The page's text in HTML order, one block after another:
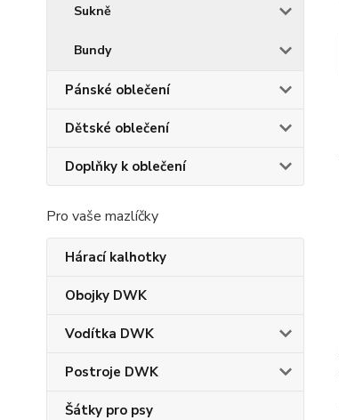
Sukně
Bundy
Pánské oblečení
Dětské oblečení
Doplňky k oblečení
Pro vaše mazlíčky
Hárací kalhotky
Obojky DWK
Vodítka DWK
Postroje DWK
Šátky pro psy